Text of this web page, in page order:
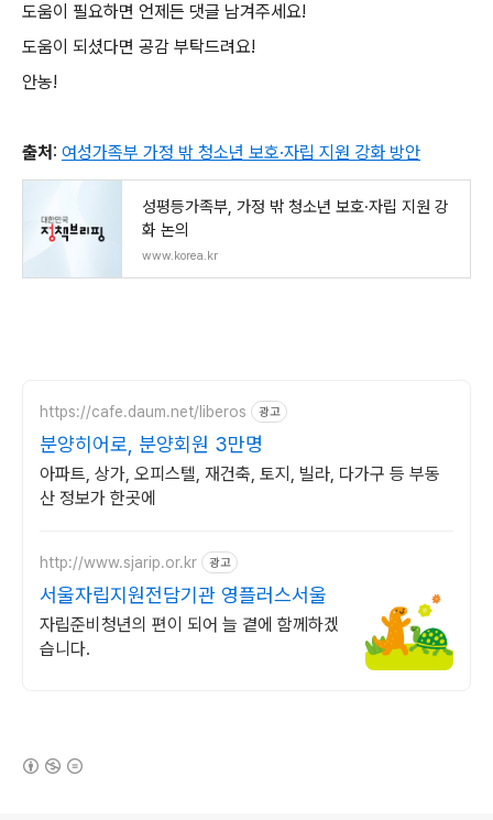
도움이 필요하면 언제든 댓글 남겨주세요!
도움이 되셨다면 공감 부탁드려요!
안농!
출처 : 여성가족부 가정 밖 청소년 보호·자립 지원 강화 방안
성평등가족부, 가정 밖 청소년 보호·자립 지원 강
화 논의
www.korea.kr
https://cafe.daum.net/liberos 광고
분양히어로, 분양회원 3만명
아파트, 상가, 오피스텔, 재건축, 토지, 빌라, 다가구 등 부동
산 정보가 한곳에
http://www.sjarip.or.kr 광고
서울자립지원전담기관 영플러스서울
자립준비청년의 편이 되어 늘 곁에 함께하겠
습니다.